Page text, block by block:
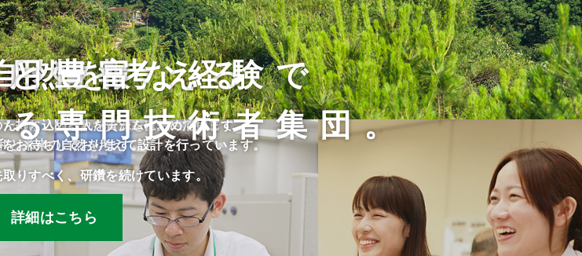
然を考える
めに、限られた資源を有効に活用して、
と未来の自然を考えて設計を行っています。
詳細はこちら
用情報
打ち込める人をチームに求めています。
をお待ちしております。
詳細はこちら
豊富な経験で
専門技術者集団。
りすべく、研鑽を続けています。